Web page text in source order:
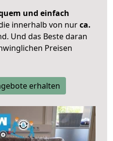
und einfach
innerhalb von nurca.
Und das Beste daran
Preisen
erhalten